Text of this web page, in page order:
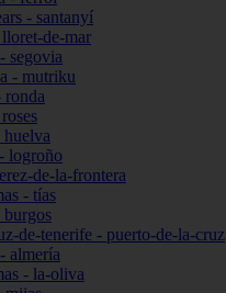
- santanyí
de-mar
segovia
- mutriku
ronda
logroño
de-la-frontera
- tías
burgos
de-tenerife - puerto-de-la-cruz
almería
- la-oliva